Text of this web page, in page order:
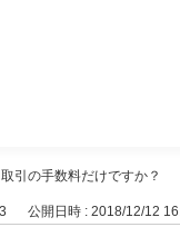
引の手数料だけですか？
公開日時 : 2018/12/12